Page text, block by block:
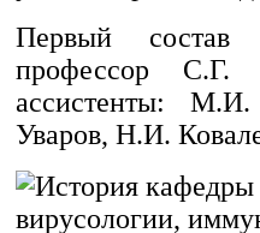
Первый состав
профессор С.Г.
ассистенты:
Уваров, Н.И.